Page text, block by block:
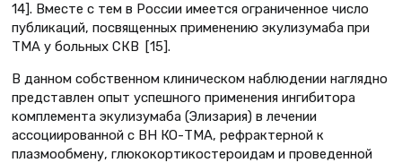
14]. Вместе с тем в России имеется ограниченное число
публикаций, посвященных применению экулизумаба при
ТМА у больных СКВ [15].
В данном собственном клиническом наблюдении наглядно
представлен опыт успешного применения ингибитора
комплемента экулизумаба (Элизария) в лечении
ассоциированной с ВН КО-ТМА, рефрактерной к
плазмообмену, глюкокортикостероидам и проведенной